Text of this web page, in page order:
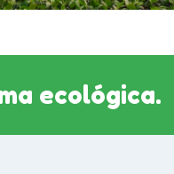
ecológica.